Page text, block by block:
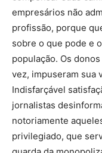
empresários não
profissão, porque
sobre o que pode e
população. Os
vez, impuseram sua
Indisfarçável
jornalistas
notoriamente
privilegiado, que